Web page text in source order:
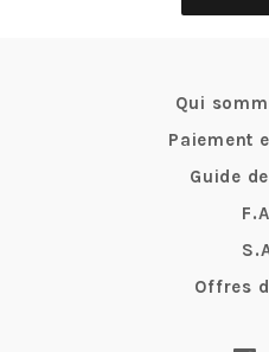
Qui
Paiement
Guide
Offres